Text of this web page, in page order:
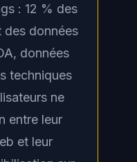
: 12 % des
des données
données
techniques
ne
entre leur
et leur